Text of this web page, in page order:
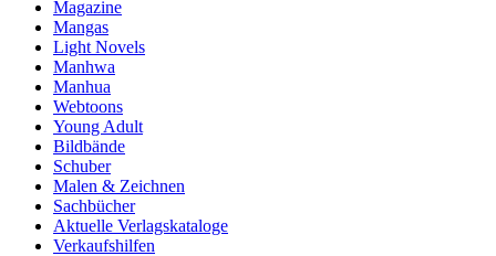
Magazine
Mangas
Light Novels
Manhwa
Manhua
Webtoons
Young Adult
Bildbände
Schuber
Malen & Zeichnen
Sachbücher
Aktuelle Verlagskataloge
Verkaufshilfen